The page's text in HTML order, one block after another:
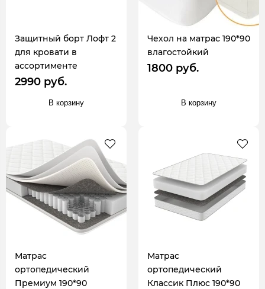
Защитный борт Лофт 2
для кровати в
ассортименте
2990 руб.
В корзину
Чехол на матрас 190*90
влагостойкий
1800 руб.
В корзину
Матрас
ортопедический
Премиум 190*90
Матрас
ортопедический
Классик Плюс 190*90